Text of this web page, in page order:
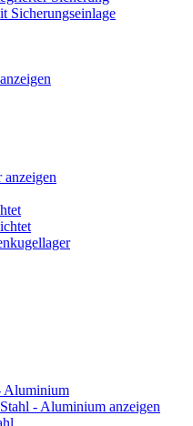
Sicherungseinlage
anzeigen
Aluminium
- Aluminium anzeigen